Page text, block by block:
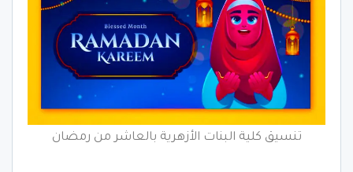
تنسيق كلية البنات الأزهرية بالعاشر من رمضان